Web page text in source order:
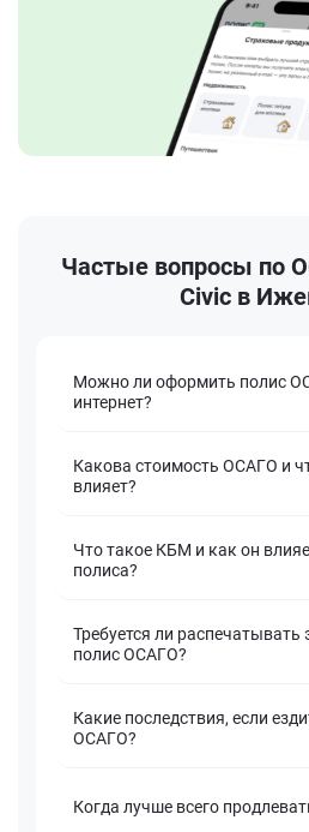
Частые вопросы по
Civic в
Можно ли оформить полис
интернет?
Какова стоимость ОСАГО и
влияет?
Что такое КБМ и как он
полиса?
Требуется ли распечатывать
полис ОСАГО?
Какие последствия, если
ОСАГО?
Когда лучше всего